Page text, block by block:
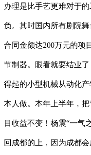
办理是比手艺更难对于
负。其时国内所有剧院
合同金额达200万元的项
节制器。眼看就要结业
得起的小型机械从动化
本人做。本年上半年，
目收益不变！杨震“一气
回成都的上，因为成都